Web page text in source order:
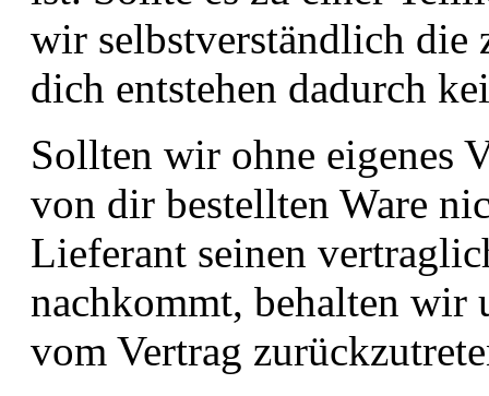
wir selbstverständlich die
dich entstehen dadurch
Sollten wir ohne eigenes
von dir bestellten Ware
Lieferant seinen
nachkommt, behalten wir
vom Vertrag